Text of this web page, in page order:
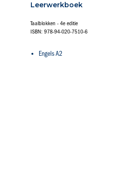
Leerwerkboek
Taalblokken - 4e editie
ISBN: 978-94-020-7510-6
Engels A2